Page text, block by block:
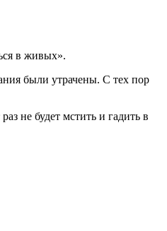
в живых».
были утрачены. С тех пор
не будет мстить и гадить в